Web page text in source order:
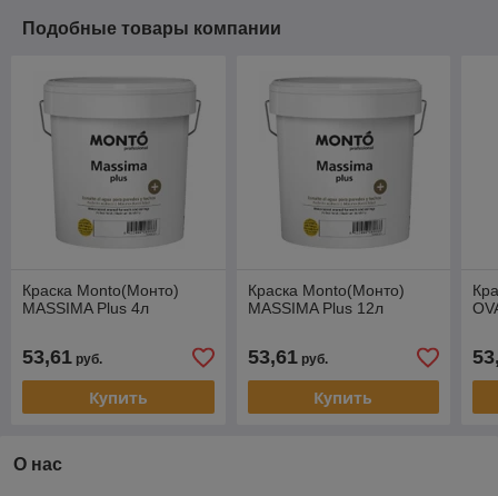
Подобные товары компании
Краска Monto(Монто)
MASSIMA Plus 4л
53,61 руб.
Купить
Краска Monto(Монто)
MASSIMA Plus 12л
53,61руб.
Купить
О нас